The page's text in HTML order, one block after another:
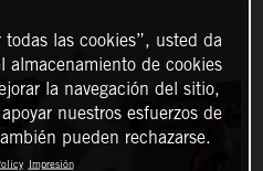
las cookies”, usted da
almacenamiento de cookies
la navegación del sitio,
nuestros esfuerzos de
pueden rechazarse.
Impresión